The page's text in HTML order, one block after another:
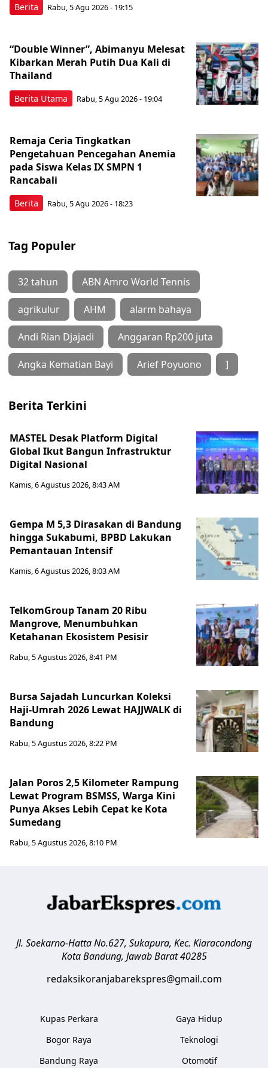
Berita Rabu, 5 Agu 2026 - 19:15
Berita Utama
“Double Winner”, Abimanyu Melesat
Kibarkan Merah Putih Dua Kali di
Thailand
Rabu, 5 Agu 2026 - 19:04
Berita
Remaja Ceria Tingkatkan
Pengetahuan Pencegahan Anemia
pada Siswa Kelas IX SMPN 1
Rancabali
Rabu, 5 Agu 2026 - 18:23
Tag Populer
32 tahun ABN Amro World Tennis
agrikulur AHM alarm bahaya
Andi Rian Djajadi Anggaran Rp200 juta
Angka Kematian Bayi Arief Poyuono ]
Berita Terkini
MASTEL Desak Platform Digital
Global Ikut Bangun Infrastruktur
Digital Nasional
Kamis, 6 Agustus 2026, 8:43 AM
Gempa M 5,3 Dirasakan di Bandung
hingga Sukabumi, BPBD Lakukan
Pemantauan Intensif
Kamis, 6 Agustus 2026, 8:03 AM
TelkomGroup Tanam 20 Ribu
Mangrove, Menumbuhkan
Ketahanan Ekosistem Pesisir
Rabu, 5 Agustus 2026, 8:41 PM
Bursa Sajadah Luncurkan Koleksi
Haji-Umrah 2026 Lewat HAJJWALK di
Bandung
Rabu, 5 Agustus 2026, 8:22 PM
Jalan Poros 2,5 Kilometer Rampung
Lewat Program BSMSS, Warga Kini
Punya Akses Lebih Cepat ke Kota
Sumedang
Rabu, 5 Agustus 2026, 8:10 PM
Jl. Soekarno-Hatta No.627, Sukapura, Kec. Kiaracondong
Kota Bandung, Jawab Barat 40285
redaksikoranjabarekspres@gmail.com
Kupas Perkara
Bogor Raya
Bandung Raya
Gaya Hidup
Teknologi
Otomotif